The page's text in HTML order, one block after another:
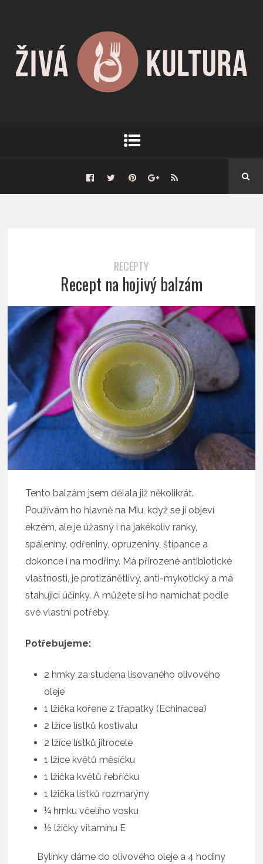
RECEPTY
Recept na hojivý balzám
Tento balzám jsem dělala již několikrát.
Používám ho hlavně na Miu, když se jí objeví
ekzém, ale je úžasný i na jakékoliv ranky,
spáleniny, odřeniny, opruzeniny, štípance a
dokonce i na modřiny. Má přirozené antibiotické
vlastnosti, je protizánětlivý, anti-mykotický a má
stahující účinky. A můžete si ho namíchat podle
své vlastní potřeby.
Potřebujeme:
2 hrnky za studena lisovaného olivového
oleje
1 lžička kořene z třapatky (Echinacea)
2 lžíce lístků kostivalu
2 lžíce lístků jitrocele
1 lžíce květů měsíčku
1 lžička květů řebříčku
1 lžička lístků rozmarýny
¼ hrnku včelího vosku
½ lžičky vitamínu E
Bylinky dáme do olivového oleje a 4 hodiny